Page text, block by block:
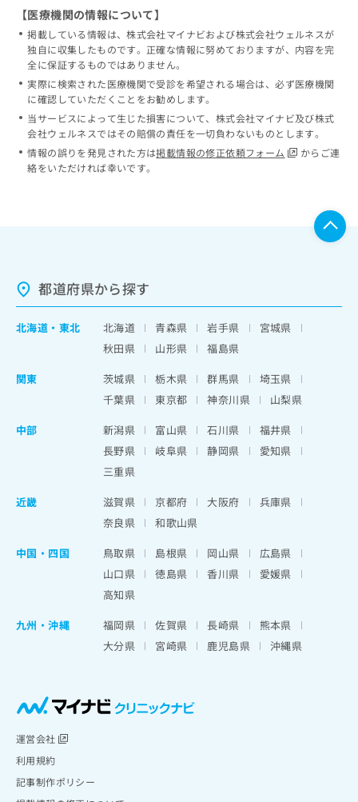
【医療機関の情報について】
掲載している情報は、株式会社マイナビおよび株式会社ウェルネスが
独自に収集したものです。正確な情報に努めておりますが、内容を完
全に保証するものではありません。
実際に検索された医療機関で受診を希望される場合は、必ず医療機関
に確認していただくことをお勧めします。
当サービスによって生じた損害について、株式会社マイナビ及び株式
会社ウェルネスではその賠償の責任を一切負わないものとします。
情報の誤りを発見された方は掲載情報の修正依頼フォーム
からご連
絡をいただければ幸いです。
都道府県から探す
北海道 ・ 東北 北海道 青森県 岩手県
宮城県
秋田県
山形県
福島県
関東
茨城県 栃木県 群馬県
埼玉県
千葉県
東京都 神奈川県
山梨県
中部
新潟県 富山県 石川県
福井県
長野県
岐阜県 静岡県
愛知県
三重県
近畿
滋賀県 京都府 大阪府
兵庫県
奈良県
和歌山県
中国・四国
鳥取県 島根県 岡山県
広島県
山口県
徳島県 香川県
愛媛県
高知県
九州・沖縄
福岡県 佐賀県 長崎県
熊本県
大分県
宮崎県 鹿児島県 沖縄県
運営会社
利用規約
記事制作ポリシー